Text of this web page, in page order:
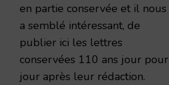
en partie conservée et il nous
a semblé intéressant, de
publier ici les lettres
conservées 110 ans jour pour
jour après leur rédaction.